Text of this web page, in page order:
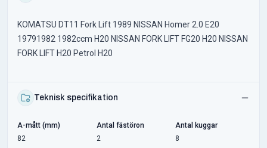
KOMATSU DT11 Fork Lift 1989 NISSAN Homer 2.0 E20
19791982 1982ccm H20 NISSAN FORK LIFT FG20 H20 NISSAN
FORK LIFT H20 Petrol H20
Teknisk specifikation
A-mått (mm)
82
Antal fästöron
2
Antal kuggar
8